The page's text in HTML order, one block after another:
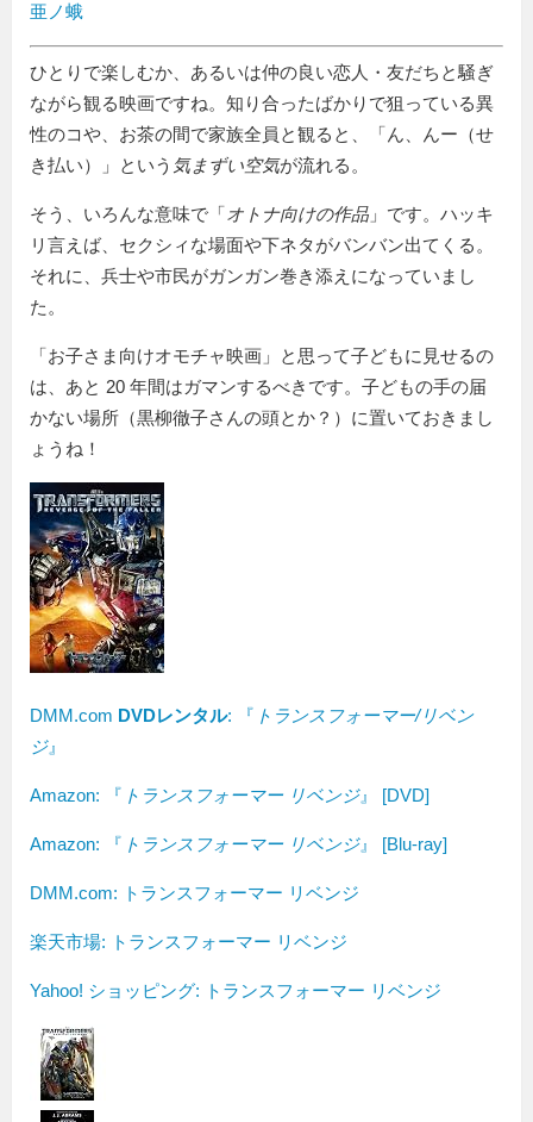
亜ノ蛾
ひとりで楽しむか、あるいは仲の良い恋人・友だちと騒ぎ
ながら観る映画ですね。知り合ったばかりで狙っている異
性のコや、お茶の間で家族全員と観ると、「ん、んー（せ
き払い）」という 気まずい空気が流れる。
そう、いろんな意味で「オトナ向けの作品 」です。ハッキ
リ言えば、セクシィな場面や下ネタがバンバン出てくる。
それに、兵士や市民がガンガン巻き添えになっていまし
た。
「お子さま向けオモチャ映画」と思って子どもに見せるの
は、あと 20 年間はガマンするべきです。子どもの手の届
かない場所（黒柳徹子さんの頭とか？）に置いておきまし
ょうね！
DMM.com DVDレンタル: 『 トランスフォーマー/リベン
ジ』
Amazon: 『 トランスフォーマー リベンジ』 [DVD]
Amazon: 『 トランスフォーマー リベンジ』 [Blu-ray]
DMM.com: トランスフォーマー リベンジ
楽天市場: トランスフォーマー リベンジ
Yahoo! ショッピング: トランスフォーマー リベンジ